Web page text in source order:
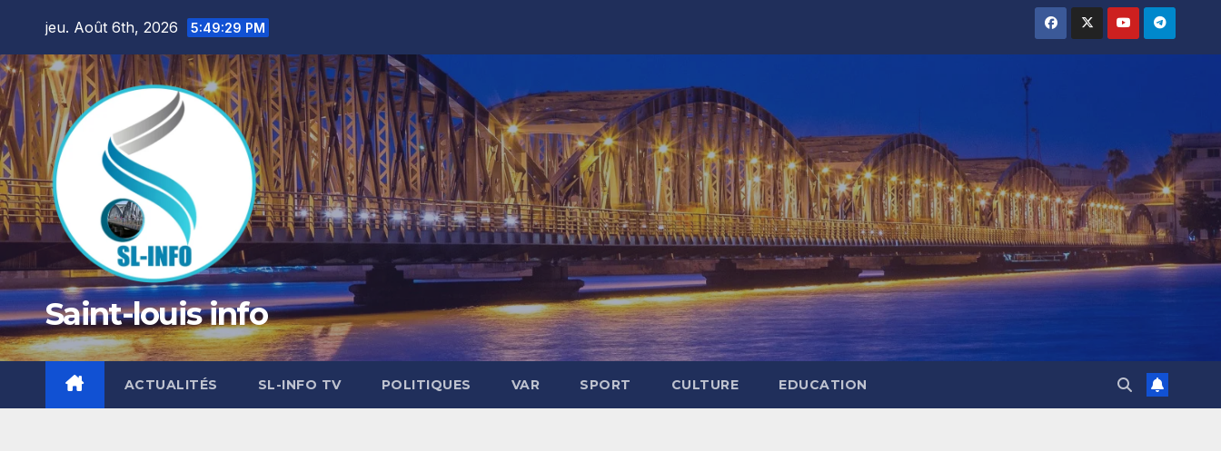
content
jeu. Août 6th, 2026 5:49:31 PM
Saint-louis info
ACTUALITÉS SL-INFO TV POLITIQUES VAR SPORT CULTURE EDUCATION